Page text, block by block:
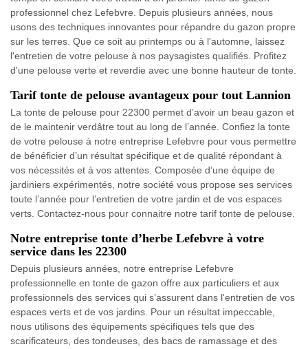
professionnel chez Lefebvre. Depuis plusieurs années, nous
usons des techniques innovantes pour répandre du gazon propre
sur les terres. Que ce soit au printemps ou à l'automne, laissez
l'entretien de votre pelouse à nos paysagistes qualifiés. Profitez
d'une pelouse verte et reverdie avec une bonne hauteur de tonte.
Tarif tonte de pelouse avantageux pour tout Lannion
La tonte de pelouse pour 22300 permet d’avoir un beau gazon et
de le maintenir verdâtre tout au long de l’année. Confiez la tonte
de votre pelouse à notre entreprise Lefebvre pour vous permettre
de bénéficier d’un résultat spécifique et de qualité répondant à
vos nécessités et à vos attentes. Composée d’une équipe de
jardiniers expérimentés, notre société vous propose ses services
toute l’année pour l’entretien de votre jardin et de vos espaces
verts. Contactez-nous pour connaitre notre tarif tonte de pelouse.
Notre entreprise tonte d’herbe Lefebvre à votre
service dans les 22300
Depuis plusieurs années, notre entreprise Lefebvre
professionnelle en tonte de gazon offre aux particuliers et aux
professionnels des services qui s’assurent dans l'entretien de vos
espaces verts et de vos jardins. Pour un résultat impeccable,
nous utilisons des équipements spécifiques tels que des
scarificateurs, des tondeuses, des bacs de ramassage et des